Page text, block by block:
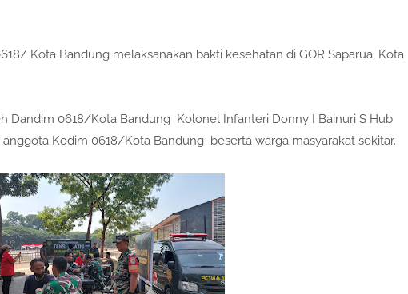
Kota Bandung melaksanakan bakti kesehatan di GOR Saparua, Kota
Dandim 0618/Kota Bandung Kolonel Infanteri Donny I Bainuri S Hub
anggota Kodim 0618/Kota Bandung beserta warga masyarakat sekitar.